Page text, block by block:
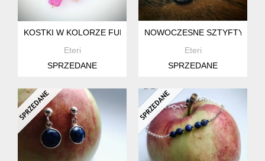
KOSTKI W KOLORZE FUKSJI
Eteri
SPRZEDANE
NOWOCZESNE SZTYFTY Z
Eteri
SPRZEDANE